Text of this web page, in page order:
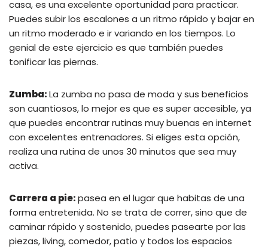
casa, es una excelente oportunidad para practicar.
Puedes subir los escalones a un ritmo rápido y bajar en
un ritmo moderado e ir variando en los tiempos. Lo
genial de este ejercicio es que también puedes
tonificar las piernas.
Zumba:La zumba no pasa de moda y sus beneficios
son cuantiosos, lo mejor es que es super accesible, ya
que puedes encontrar rutinas muy buenas en internet
con excelentes entrenadores. Si eliges esta opción,
realiza una rutina de unos 30 minutos que sea muy
activa.
Carrera a pie:pasea en el lugar que habitas de una
forma entretenida. No se trata de correr, sino que de
caminar rápido y sostenido, puedes pasearte por las
piezas, living, comedor, patio y todos los espacios